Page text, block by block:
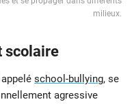
milieux.
scolaire
school-bullying, se
agressive